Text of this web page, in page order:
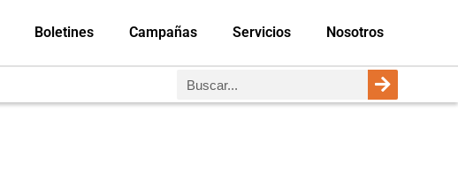
Boletines Campañas Servicios Nosotros